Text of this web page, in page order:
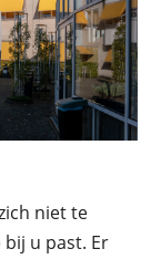
niet te
u past. Er